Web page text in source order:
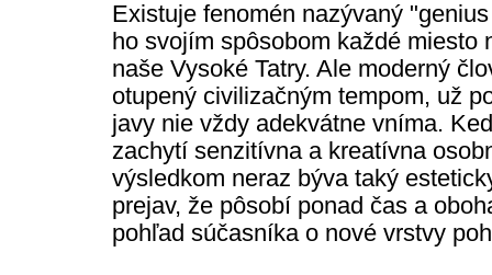
Existuje fenomén nazývaný
ho svojím spôsobom každé miesto
naše Vysoké Tatry. Ale moderný
otupený civilizačným tempom, už
javy nie vždy adekvátne vníma.
zachytí senzitívna a kreatívna
výsledkom neraz býva taký
prejav, že pôsobí ponad čas a
pohľad súčasníka o nové vrstvy